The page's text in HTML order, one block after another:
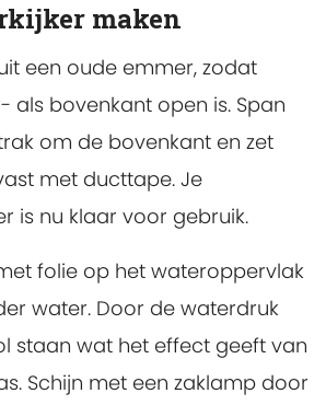
maken
een oude emmer, zodat
als bovenkant open is. Span
om de bovenkant en zet
met ducttape. Je
is nu klaar voor gebruik.
folie op het wateroppervlak
water. Door de waterdruk
staan wat het effect geeft van
Schijn met een zaklamp door